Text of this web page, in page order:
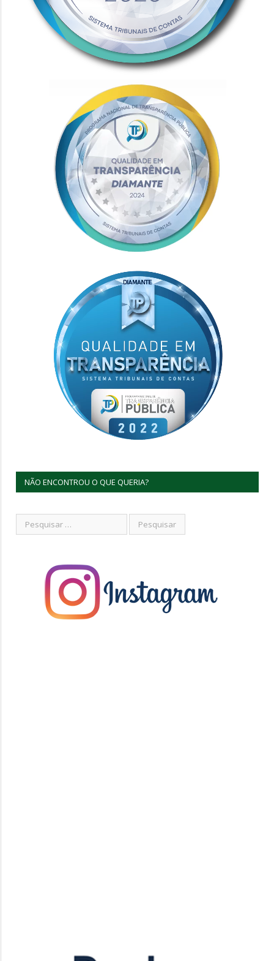
NÃO ENCONTROU O QUE QUERIA?